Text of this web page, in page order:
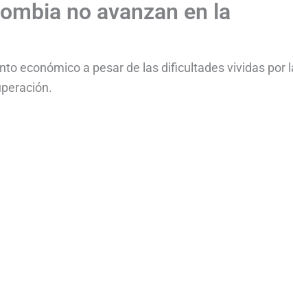
no avanzan en la
económico a pesar de las dificultades vividas por